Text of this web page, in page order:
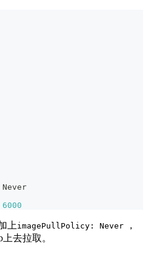
Never
6000
上imagePullPolicy: Never ，
去拉取。